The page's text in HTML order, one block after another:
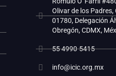
Olivar de los Padres,
01780, Delegación
Obregón, CDMX,
55 4990-5415
info@icic.org.mx